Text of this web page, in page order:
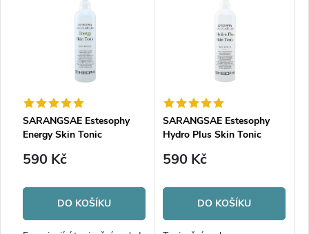
SARANGSAE Estesophy
Energy Skin Tonic
590 Kč
DO KOŠÍKU
SARANGSAE Estesophy
Hydro Plus Skin Tonic
590 Kč
DO KOŠÍKU